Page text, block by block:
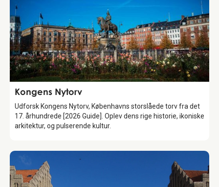
Attraction
Kongens Nytorv
Udforsk Kongens Nytorv, Københavns storslåede torv fra det
17. århundrede [2026 Guide]. Oplev dens rige historie, ikoniske
arkitektur, og pulserende kultur.